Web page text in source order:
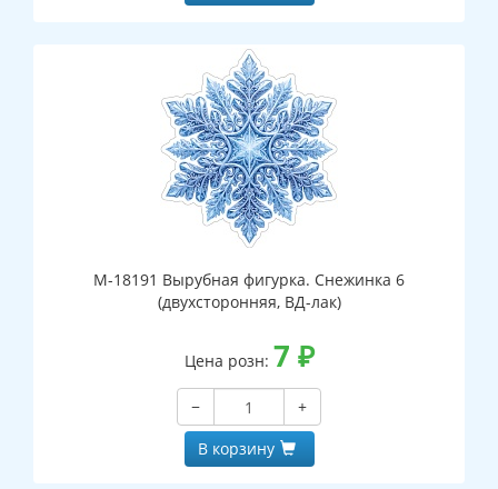
М-18191 Вырубная фигурка. Снежинка 6
(двухсторонняя, ВД-лак)
Цена розн: 7 ₽
−
+
В корзину